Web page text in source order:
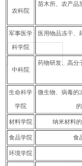
农科院
苗木所、农产品
军事医学
科学院
医用物品冻干、
中科院
药物研发、高分
生命科学
学院
微生物、病毒的
材料学院 纳米材料
食品学院 食
环境学院